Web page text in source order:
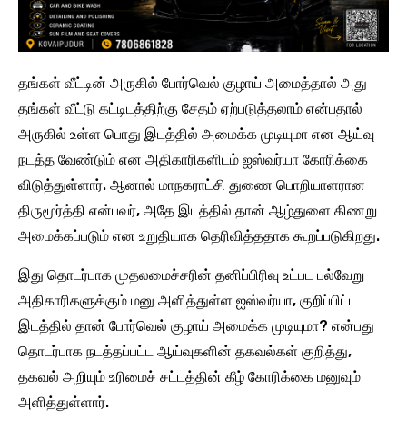
தங்கள் வீட்டின் அருகில் போர்வெல் குழாய் அமைத்தால் அது
தங்கள் வீட்டு கட்டிடத்திற்கு சேதம் ஏற்படுத்தலாம் என்பதால்
அருகில் உள்ள பொது இடத்தில் அமைக்க முடியுமா என ஆய்வு
நடத்த வேண்டும் என அதிகாரிகளிடம் ஐஸ்வர்யா கோரிக்கை
விடுத்துள்ளார். ஆனால் மாநகராட்சி துணை பொறியாளரான
திருமூர்த்தி என்பவர், அதே இடத்தில் தான் ஆழ்துளை கிணறு
அமைக்கப்படும் என உறுதியாக தெரிவித்ததாக கூறப்படுகிறது.
இது தொடர்பாக முதலமைச்சரின் தனிப்பிரிவு உட்பட பல்வேறு
அதிகாரிகளுக்கும் மனு அளித்துள்ள ஐஸ்வர்யா, குறிப்பிட்ட
இடத்தில் தான் போர்வெல் குழாய் அமைக்க முடியுமா? என்பது
தொடர்பாக நடத்தப்பட்ட ஆய்வுகளின் தகவல்கள் குறித்து,
தகவல் அறியும் உரிமைச் சட்டத்தின் கீழ் கோரிக்கை மனுவும்
அளித்துள்ளார்.